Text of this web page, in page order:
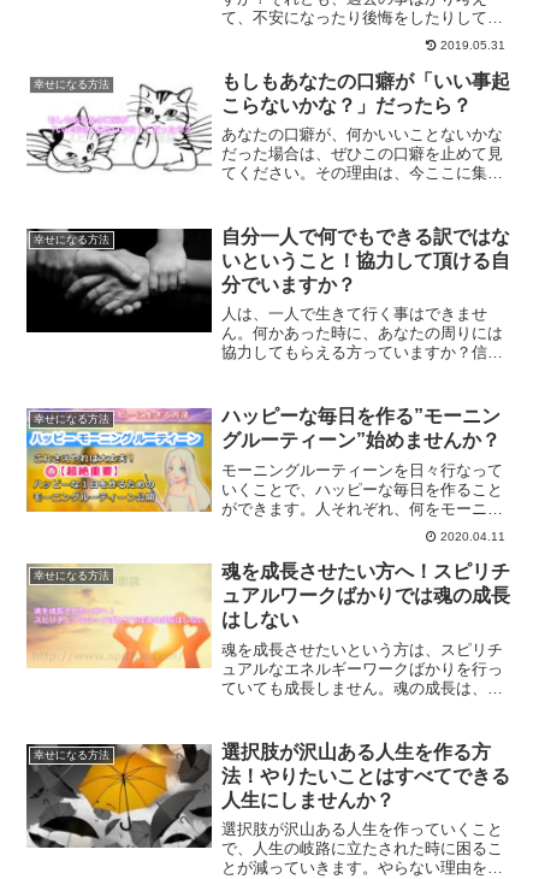
て、不安になったり後悔をしたりしてい
ますか？どんな未来を作れるかは、すべ
てあなたの思考にかかっています。あな
たの思考がすべての現実を作りだしてい
ます。その鍵はあなたが握っていると言
う事をご存知でしょうか？
2019.05.31
幸せになる方法
もしもあなたの口癖が「いい事起
こらないかな？」だったら？
あなたの口癖が、何かいいことないかな
だった場合は、ぜひこの口癖を止めて見
てください。その理由は、今ここに集中
していきます。
幸せになる方法
自分一人で何でもできる訳ではな
いということ！協力して頂ける自
分でいますか？
人は、一人で生きて行く事はできませ
ん。何かあった時に、あなたの周りには
協力してもらえる方っていますか？信頼
生きていけないという事を認識するべき
なのです。
幸せになる方法
ハッピーな毎日を作る”モーニン
グルーティーン”始めませんか？
モーニングルーティーンを日々行なって
いくことで、ハッピーな毎日を作ること
ができます。人それぞれ、何をモーニン
グルーティーンにするかは異なります。
これならしたい、続けたいと思えること
を毎日の朝のルーティーンにし、ハッピ
ーな毎日をクリエイトしていきません
か？
2020.04.11
幸せになる方法
魂を成長させたい方へ！スピリチ
ュアルワークばかりでは魂の成長
はしない
魂を成長させたいという方は、スピリチ
ュアルなエネルギーワークばかりを行っ
ていても成長しません。魂の成長は、経
ご紹介します。
幸せになる方法
選択肢が沢山ある人生を作る方
法！やりたいことはすべてできる
人生にしませんか？
選択肢が沢山ある人生を作っていくこと
で、人生の岐路に立たされた時に困るこ
とが減っていきます。やらない理由を考